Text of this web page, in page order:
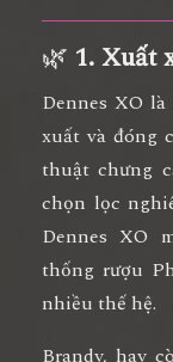
🌿 1. Xuất
Dennes XO là
xuất và đóng
thuật chưng
chọn lọc
Dennes XO
thống rượu
nhiều thế hệ.
Brandy, hay